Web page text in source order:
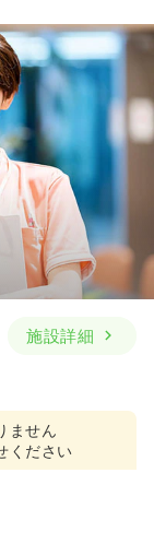
見る
一時募集休止
見る
施設詳細
ません
ください